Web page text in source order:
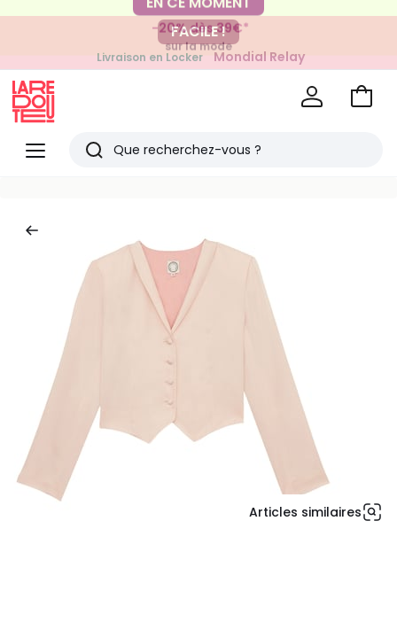
-20% dès 39€*
sur la mode
FACILE !
Livraison en Locker Mondial Relay
pour vos petits articles
Menu
Redoute
Rechercher
Voir
Articles similaires